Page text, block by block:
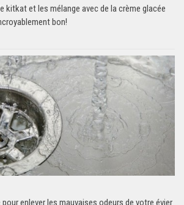
kitkat et les mélange avec de la crème glacée
bon!
enlever les mauvaises odeurs de votre évier